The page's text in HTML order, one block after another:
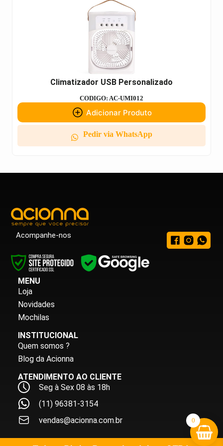
Climatizador USB Personalizado
CODIGO: AC-UMI012
Adicionar Produto
Pedir via WhatsApp
Acompanhe-nos
MENU
Loja
Novidades
Mochilas
INSTITUCIONAL
Quem somos ?
Blog da Acionna
ATENDIMENTO AO CLIENTE
Seg à Sex 08 às 18h
(11) 96381-3154
vendas@acionna.com.br
0